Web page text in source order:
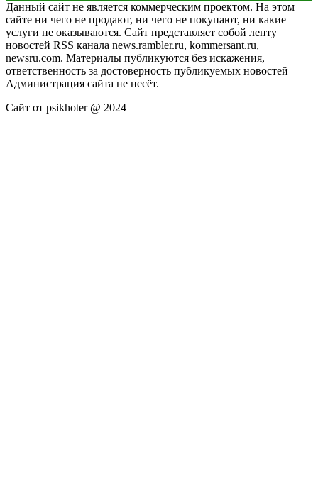
Данный сайт не является коммерческим проектом. На этом
сайте ни чего не продают, ни чего не покупают, ни какие
услуги не оказываются. Сайт представляет собой ленту
новостей RSS канала news.rambler.ru, kommersant.ru,
newsru.com. Материалы публикуются без искажения,
ответственность за достоверность публикуемых новостей
Администрация сайта не несёт.
Сайт от psikhoter @ 2024